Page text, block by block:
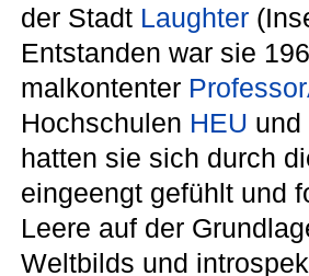
der Stadt Laughter
Entstanden war sie
malkontenter
Hochschulen HEU und
hatten sie sich durch
eingeengt gefühlt und
Leere auf der
Weltbilds und